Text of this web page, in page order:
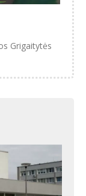
Grigaitytės